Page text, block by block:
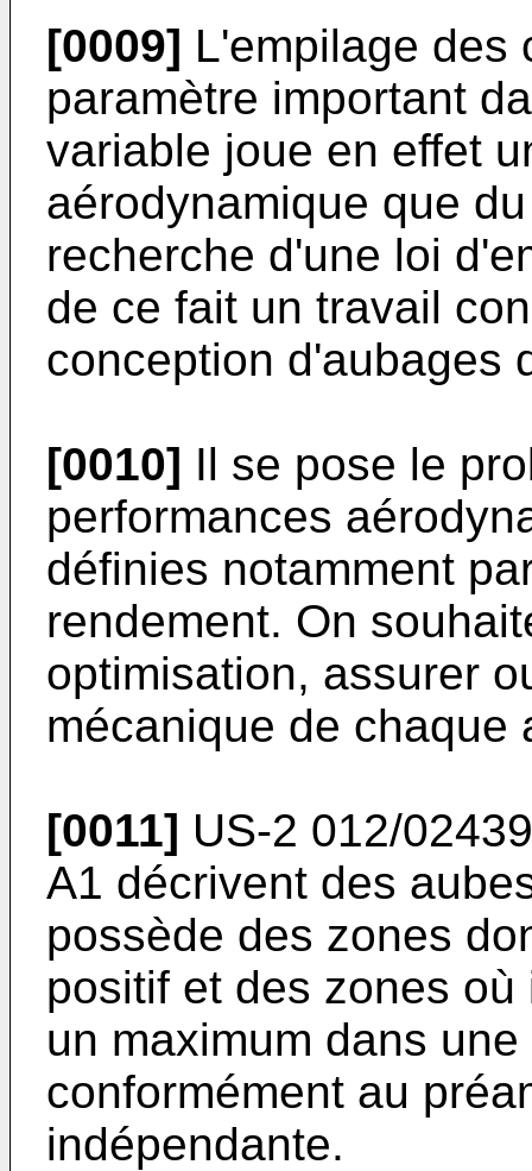
[0009] L'empilage des
paramètre important
variable joue en effet
aérodynamique que
recherche d'une loi
de ce fait un travail
conception d'aubages
[0010] Il se pose le
performances
définies notamment
rendement. On
optimisation, assurer
mécanique de chaque
[0011] US-2 012/
A1 décrivent des
possède des zones
positif et des zones
un maximum dans
conformément au
indépendante.